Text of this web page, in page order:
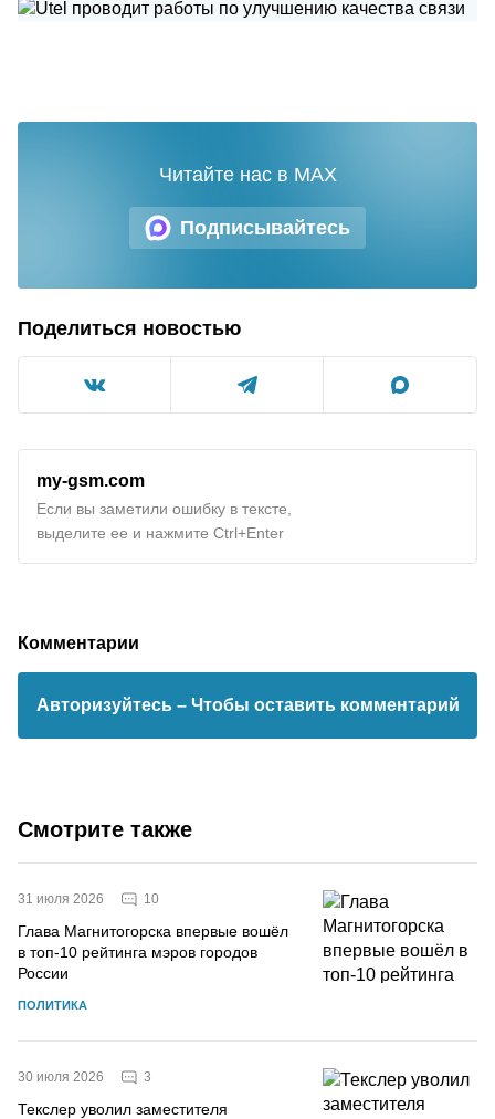
Подписывайтесь
Читайте нас в MAX
Поделиться новостью
my-gsm.com
Если вы заметили ошибку в тексте,
выделите ее и нажмите Ctrl+Enter
Комментарии
Авторизуйтесь – Чтобы оставить комментарий
Смотрите также
31 июля 2026 10
Глава Магнитогорска впервые вошёл
в топ-10 рейтинга мэров городов
России
ПОЛИТИКА
30 июля 2026 3
Текслер уволил заместителя